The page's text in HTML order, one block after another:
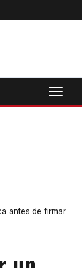
antes de firmar